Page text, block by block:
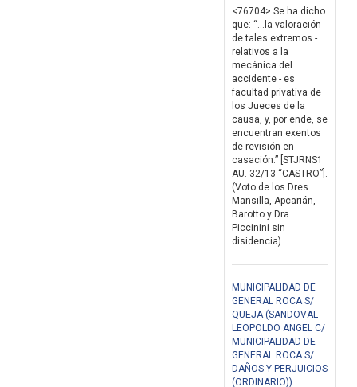
<76704> Se ha dicho
que: “...la valoración
de tales extremos -
relativos a la
mecánica del
accidente - es
facultad privativa de
los Jueces de la
causa, y, por ende, se
encuentran exentos
de revisión en
casación.” [STJRNS1
AU. 32/13 “CASTRO”].
(Voto de los Dres.
Mansilla, Apcarián,
Barotto y Dra.
Piccinini sin
disidencia)
MUNICIPALIDAD DE
GENERAL ROCA S/
QUEJA (SANDOVAL
LEOPOLDO ANGEL C/
MUNICIPALIDAD DE
GENERAL ROCA S/
DAÑOS Y PERJUICIOS
(ORDINARIO))